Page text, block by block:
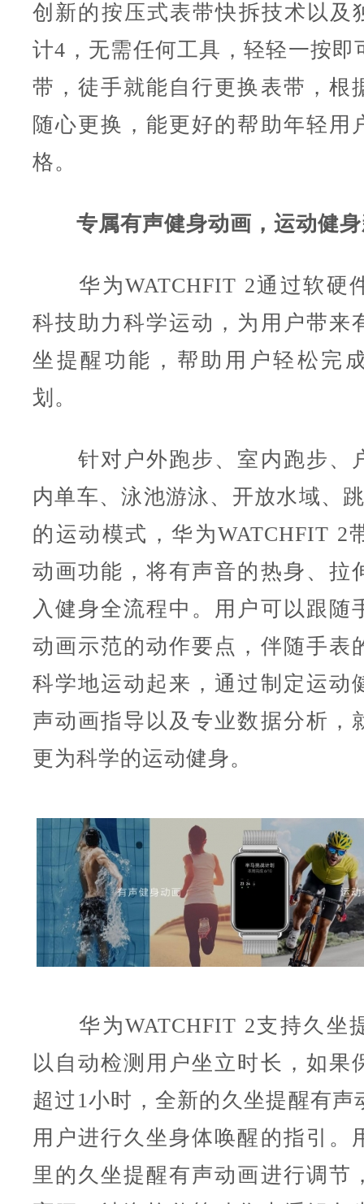
创新的按压式表带快拆技术以及
计4，无需任何工具，轻轻一按即
带，徒手就能自行更换表带，根
随心更换，能更好的帮助年轻用
格。
专属有声健身动画，运动健
华为WATCHFIT 2通过软硬
科技助力科学运动，为用户带来
坐提醒功能，帮助用户轻松完
划。
针对户外跑步、室内跑步、
内单车、泳池游泳、开放水域、
的运动模式，华为WATCHFIT 2
动画功能，将有声音的热身、拉
入健身全流程中。用户可以跟随
动画示范的动作要点，伴随手表
科学地运动起来，通过制定运动
声动画指导以及专业数据分析，
更为科学的运动健身。
华为WATCHFIT 2支持久坐
以自动检测用户坐立时长，如果
超过1小时，全新的久坐提醒有声
用户进行久坐身体唤醒的指引。
里的久坐提醒有声动画进行调节